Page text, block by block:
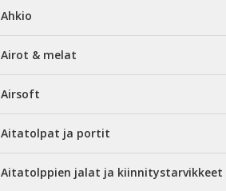
Ahkio
Airot & melat
Airsoft
Aitatolpat ja portit
Aitatolppien jalat ja kiinnitystarvikkeet